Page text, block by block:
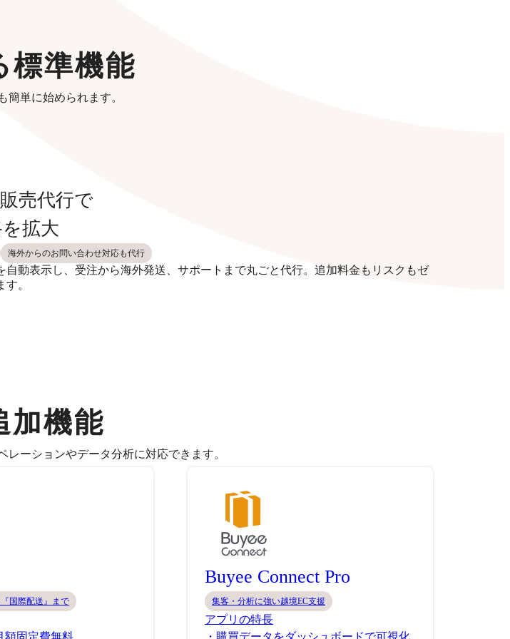
標準機能
単に始められます。
売代行で
拡大
海外からのお問い合わせ対応も代行
自動表示し、受注から海外発送、サポートまで丸ごと代行。追加料金もリスクもゼ
。
加機能
ーションやデータ分析に対応できます。
『国際配送』まで
額固定費無料
Buyee Connect Pro
集客・分析に強い越境EC支援
アプリの特長
・購買データをダッシュボードで可視化